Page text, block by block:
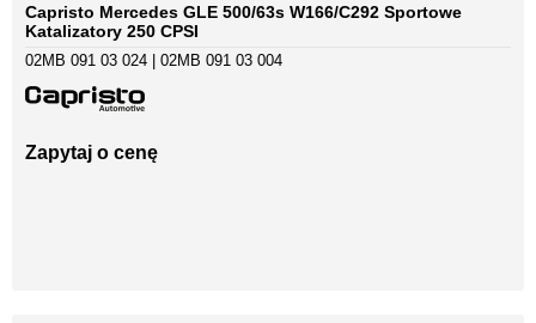
Capristo Mercedes GLE 500/63s W166/C292 Sportowe
Katalizatory 250 CPSI
02MB 091 03 024 | 02MB 091 03 004
Zapytaj o cenę